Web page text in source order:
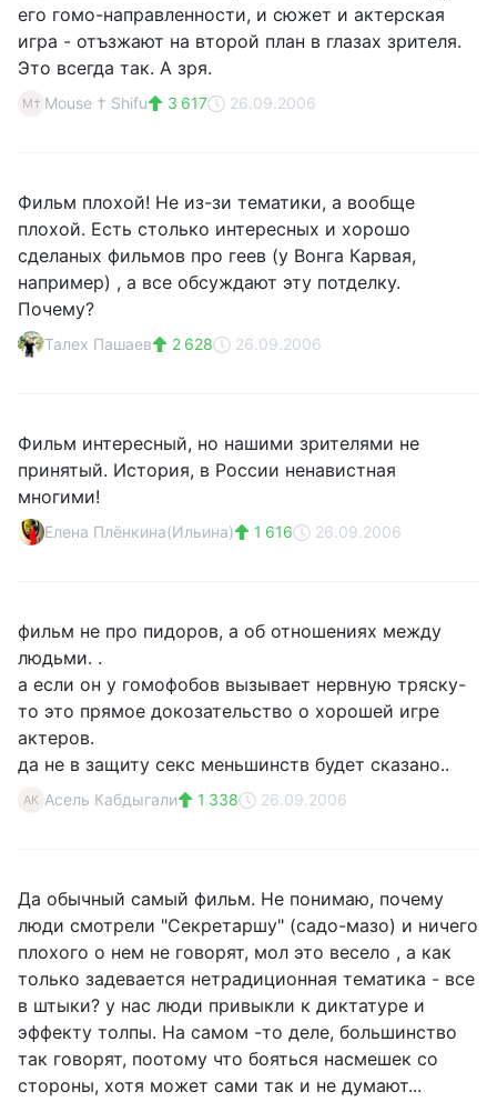
его гомо-направленности, и сюжет и актерская
игра - отъзжают на второй план в глазах зрителя.
Это всегда так. А зря.
M† Mouse † Shifu 3 617 26.09.2006
Фильм плохой! Не из-зи тематики, а вообще
плохой. Есть столько интересных и хорошо
сделаных фильмов про геев (у Вонга Карвая,
например) , а все обсуждают эту потделку.
Почему?
Талех Пашаев 2 628 26.09.2006
Фильм интересный, но нашими зрителями не
принятый. История, в России ненавистная
многими!
Елена Плёнкина(Ильина) 1 616 26.09.2006
фильм не про пидоров, а об отношениях между
людьми. .
а если он у гомофобов вызывает нервную тряску-
то это прямое докозательство о хорошей игре
актеров.
да не в защиту секс меньшинств будет сказано..
АК Асель Кабдыгали 1 338 26.09.2006
Да обычный самый фильм. Не понимаю, почему
люди смотрели "Секретаршу" (садо-мазо) и ничего
плохого о нем не говорят, мол это весело , а как
только задевается нетрадиционная тематика - все
в штыки? у нас люди привыкли к диктатуре и
эффекту толпы. На самом -то деле, большинство
так говорят, поотому что бояться насмешек со
стороны, хотя может сами так и не думают...